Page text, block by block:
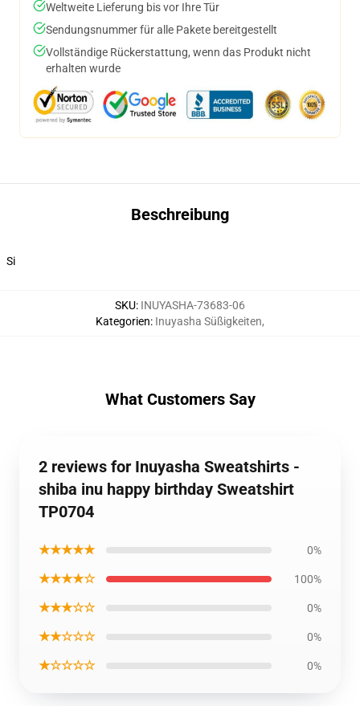
Weltweite Lieferung bis vor Ihre Tür
Sendungsnummer für alle Pakete bereitgestellt
Vollständige Rückerstattung, wenn das Produkt nicht
erhalten wurde
Beschreibung
Si
SKU: INUYASHA-73683-06
Kategorien: Inuyasha Süßigkeiten,
What Customers Say
2 reviews for Inuyasha Sweatshirts -
shiba inu happy birthday Sweatshirt
TP0704
★★★★★ 0%
★★★★☆ 100%
★★★☆☆ 0%
★★☆☆☆ 0%
★☆☆☆☆ 0%